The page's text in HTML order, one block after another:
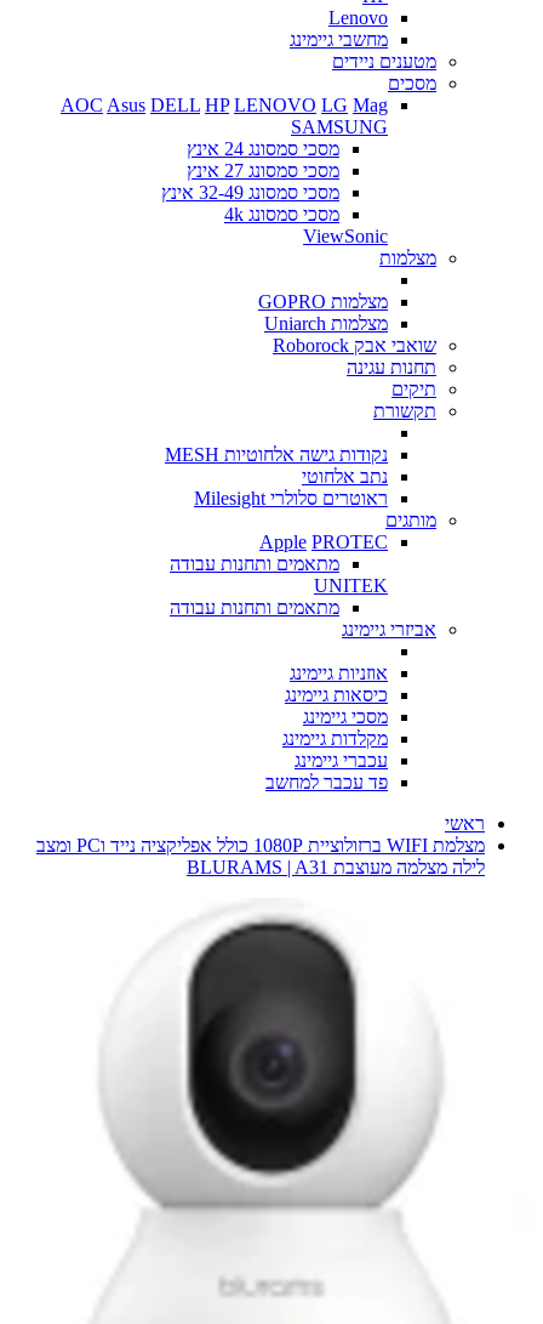
Lenovo
מחשבי גיימינג
מטענים ניידים
מסכים
AOC Asus DELL HP LENOVO LG Mag
SAMSUNG
מסכי סמסונג 24 אינץ
מסכי סמסונג 27 אינץ
מסכי סמסונג 32-49 אינץ
מסכי סמסונג 4k
ViewSonic
מצלמות
מצלמות GOPRO
מצלמות Uniarch
שואבי אבק Roborock
תחנות עגינה
תיקים
תקשורת
נקודות גישה אלחוטיות MESH
נתב אלחוטי
ראוטרים סלולרי Milesight
מותגים
Apple PROTEC
מתאמים ותחנות עבודה
UNITEK
מתאמים ותחנות עבודה
אביזרי גיימינג
אוזניות גיימינג
כיסאות גיימינג
מסכי גיימינג
מקלדות גיימינג
עכברי גיימינג
פד עכבר למחשב
ראשי
מצלמת WIFI ברזולוציית 1080P כולל אפליקציה נייד וPC ומצב
לילה מצלמה מעוצבת BLURAMS | A31